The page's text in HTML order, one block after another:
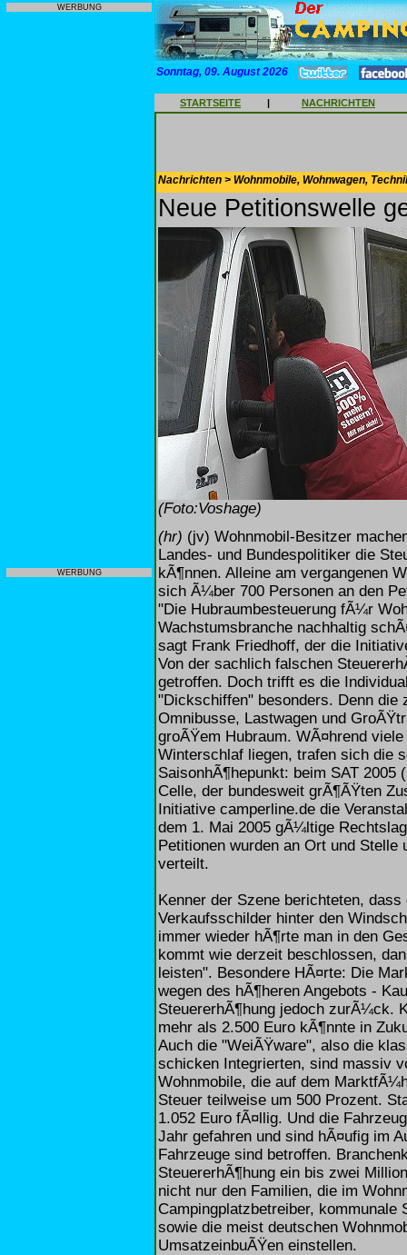
WERBUNG
WERBUNG
Sonntag, 09. August 2026
STARTSEITE | NACHRICHTEN
Nachrichten > Wohnmobile, Wohnwagen,
Neue Petitionswelle
(Foto:Voshage)
(hr) (jv) Wohnmobil-Besitzer
Landes- und Bundespolitiker die
kÃ¶nnen. Alleine am vergangenen
sich Ã¼ber 700 Personen an den
"Die Hubraumbesteuerung fÃ¼r
Wachstumsbranche nachhaltig
sagt Frank Friedhoff, der die
Von der sachlich falschen
getroffen. Doch trifft es die
"Dickschiffen" besonders. Denn die
Omnibusse, Lastwagen und
groÃŸem Hubraum. WÃ¤hrend
Winterschlaf liegen, trafen sich die
SaisonhÃ¶hepunkt: beim SAT
Celle, der bundesweit grÃ¶ÃŸten
Initiative camperline.de die
dem 1. Mai 2005 gÃ¼ltige
Petitionen wurden an Ort und
verteilt.
Kenner der Szene berichteten,
Verkaufsschilder hinter den
immer wieder hÃ¶rte man in den
kommt wie derzeit beschlossen,
leisten". Besondere HÃ¤rte: Die
wegen des hÃ¶heren Angebots -
SteuererhÃ¶hung jedoch zurÃ¼ck.
mehr als 2.500 Euro kÃ¶nnte in
Auch die "WeiÃŸware", also die
schicken Integrierten, sind massiv
Wohnmobile, die auf dem
Steuer teilweise um 500 Prozent.
1.052 Euro fÃ¤llig. Und die
Jahr gefahren und sind hÃ¤ufig im
Fahrzeuge sind betroffen.
SteuererhÃ¶hung ein bis zwei
nicht nur den Familien, die im
Campingplatzbetreiber, kommunale
sowie die meist deutschen
UmsatzeinbuÃŸen einstellen.